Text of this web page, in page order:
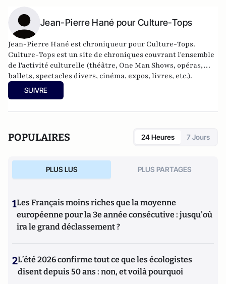
Jean-Pierre Hané pour Culture-Tops
Jean-Pierre Hané est chroniqueur pour Culture-Tops.
Culture-Tops est un site de chroniques couvrant l'ensemble
de l'activité culturelle (théâtre, One Man Shows, opéras,
ballets, spectacles divers, cinéma, expos, livres, etc.).
SUIVRE
POPULAIRES 24 Heures 7 Jours
PLUS LUS PLUS PARTAGES
1Les Français moins riches que la moyenne
européenne pour la 3e année consécutive : jusqu'où
ira le grand déclassement ?
2L’été 2026 confirme tout ce que les écologistes
disent depuis 50 ans : non, et voilà pourquoi